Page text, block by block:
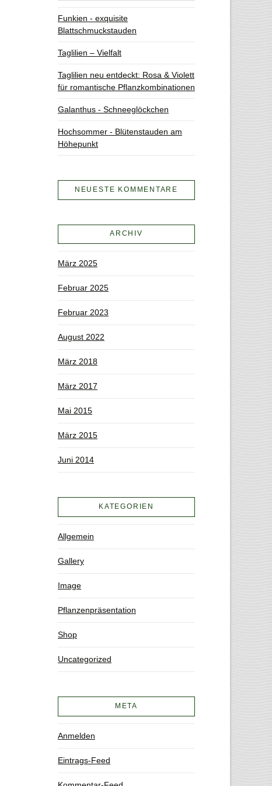
Funkien - exquisite
Blattschmuckstauden
Taglilien – Vielfalt
Taglilien neu entdeckt: Rosa & Violett
für romantische Pflanzkombinationen
Galanthus - Schneeglöckchen
Hochsommer - Blütenstauden am
Höhepunkt
NEUESTE KOMMENTARE
ARCHIV
März 2025
Februar 2025
Februar 2023
August 2022
März 2018
März 2017
Mai 2015
März 2015
Juni 2014
KATEGORIEN
Allgemein
Gallery
Image
Pflanzenpräsentation
Shop
Uncategorized
META
Anmelden
Eintrags-Feed